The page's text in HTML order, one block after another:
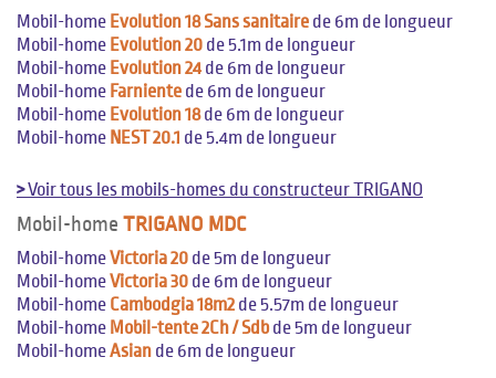
Mobil-home Evolution 18 Sans sanitaire de 6m de longueur
Mobil-home Evolution 20 de 5.1m de longueur
Mobil-home Evolution 24de 6m de longueur
Mobil-home Farniente de 6m de longueur
Mobil-home Evolution 18de 6m de longueur
Mobil-home NEST 20.1 de 5.4m de longueur
>Voir tous les mobils-homes du constructeur TRIGANO
Mobil-home TRIGANO MDC
Mobil-homeVictoria 20 de 5m de longueur
Mobil-homeVictoria 30 de 6m de longueur
Mobil-home Cambodgia 18m2 de 5.57m de longueur
Mobil-home Mobil-tente 2Ch / Sdbde 5m de longueur
Mobil-homeAsian de 6m de longueur